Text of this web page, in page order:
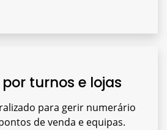
turnos e lojas
para gerir numerário
de venda e equipas.